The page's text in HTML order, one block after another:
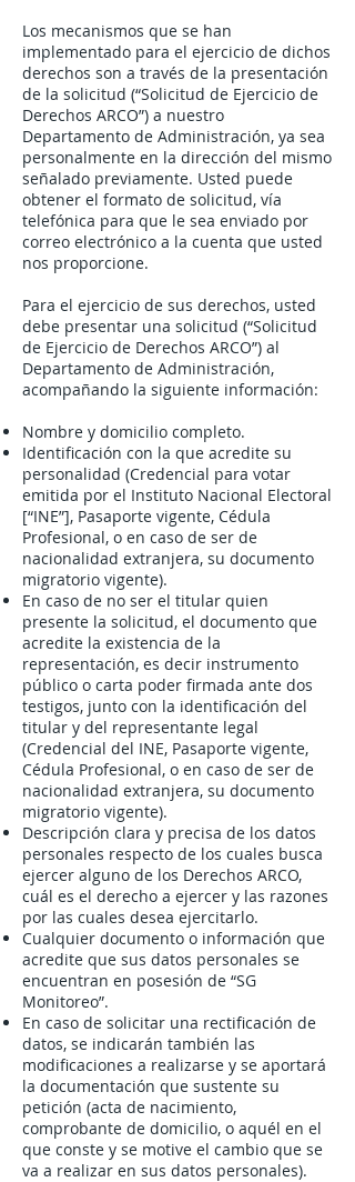
Los mecanismos que se han
implementado para el ejercicio de dichos
derechos son a través de la presentación
de la solicitud (“Solicitud de Ejercicio de
Derechos ARCO”) a nuestro
Departamento de Administración, ya sea
personalmente en la dirección del mismo
señalado previamente. Usted puede
obtener el formato de solicitud, vía
telefónica para que le sea enviado por
correo electrónico a la cuenta que usted
nos proporcione.
Para el ejercicio de sus derechos, usted
debe presentar una solicitud (“Solicitud
de Ejercicio de Derechos ARCO”) al
Departamento de Administración,
acompañando la siguiente información:
Nombre y domicilio completo.
Identificación con la que acredite su
personalidad (Credencial para votar
emitida por el Instituto Nacional Electoral
[“INE”], Pasaporte vigente, Cédula
Profesional, o en caso de ser de
nacionalidad extranjera, su documento
migratorio vigente).
En caso de no ser el titular quien
presente la solicitud, el documento que
acredite la existencia de la
representación, es decir instrumento
público o carta poder firmada ante dos
testigos, junto con la identificación del
titular y del representante legal
(Credencial del INE, Pasaporte vigente,
Cédula Profesional, o en caso de ser de
nacionalidad extranjera, su documento
migratorio vigente).
Descripción clara y precisa de los datos
personales respecto de los cuales busca
ejercer alguno de los Derechos ARCO,
cuál es el derecho a ejercer y las razones
por las cuales desea ejercitarlo.
Cualquier documento o información que
acredite que sus datos personales se
encuentran en posesión de “SG
Monitoreo”.
En caso de solicitar una rectificación de
datos, se indicarán también las
modificaciones a realizarse y se aportará
la documentación que sustente su
petición (acta de nacimiento,
comprobante de domicilio, o aquél en el
que conste y se motive el cambio que se
va a realizar en sus datos personales).